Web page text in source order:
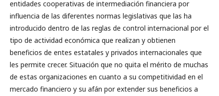
entidades cooperativas de intermediación financiera por
influencia de las diferentes normas legislativas que las ha
introducido dentro de las reglas de control internacional por el
tipo de actividad económica que realizan y obtienen
beneficios de entes estatales y privados internacionales que
les permite crecer. Situación que no quita el mérito de muchas
de estas organizaciones en cuanto a su competitividad en el
mercado financiero y su afán por extender sus beneficios a